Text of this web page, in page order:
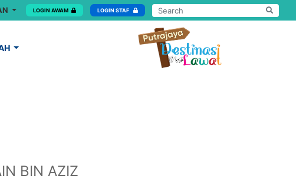
LOGIN AWAM LOGIN STAF
BIN AZIZ